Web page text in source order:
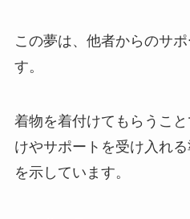
この夢は、他者からのサ
す。
着物を着付けてもらうこ
けやサポートを受け入れ
を示しています。